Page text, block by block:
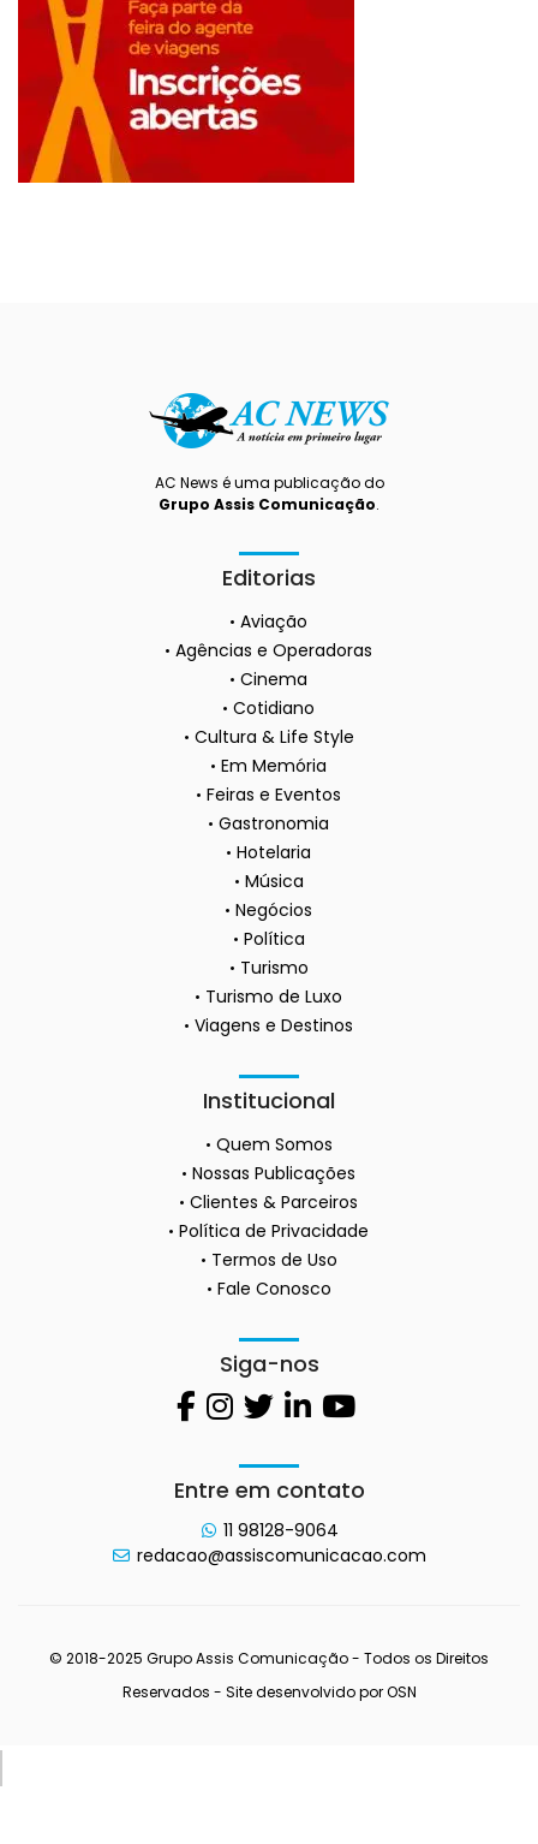
AC News é uma publicação do
Grupo Assis Comunicação.
Editorias
Aviação
Agências e Operadoras
Cinema
Cotidiano
Cultura & Life Style
Em Memória
Feiras e Eventos
Gastronomia
Hotelaria
Música
Negócios
Política
Turismo
Turismo de Luxo
Viagens e Destinos
Institucional
Quem Somos
Nossas Publicações
Clientes & Parceiros
Política de Privacidade
Termos de Uso
Fale Conosco
Siga-nos
Entre em contato
11 98128-9064
redacao@assiscomunicacao.com
© 2018-2025 Grupo Assis Comunicação - Todos os Direitos
Reservados - Site desenvolvido porOSN